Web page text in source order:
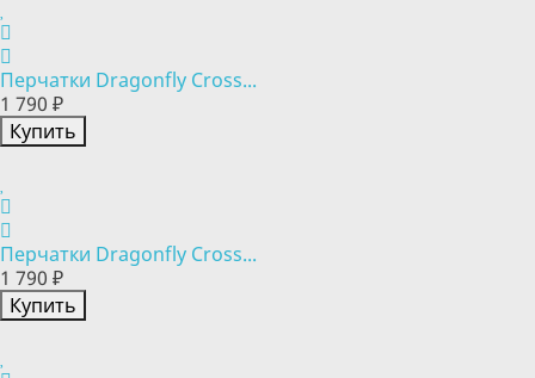
Перчатки Dragonfly Cross...
1 790 ₽
Купить
Перчатки Dragonfly Cross...
1 790 ₽
Купить